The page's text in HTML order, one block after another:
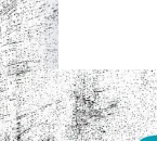
5
5
8 清水